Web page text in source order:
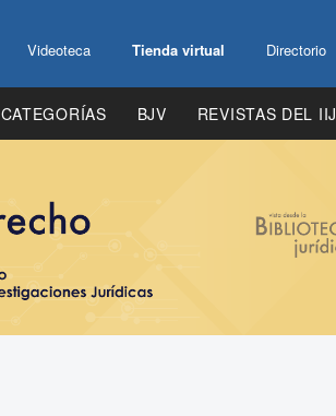
Videoteca Tienda virtual Directorio
CATEGORÍAS BJV REVISTAS DEL IIJ